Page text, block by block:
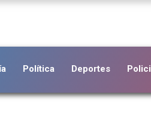
Política Deportes